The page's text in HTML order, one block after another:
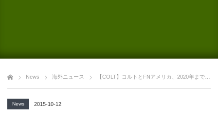
News 海外ニュース 【COLT】コルトとFNアメリカ、2020年までのM4/M4A1カービンの大口受注獲得
News 2015-10-12